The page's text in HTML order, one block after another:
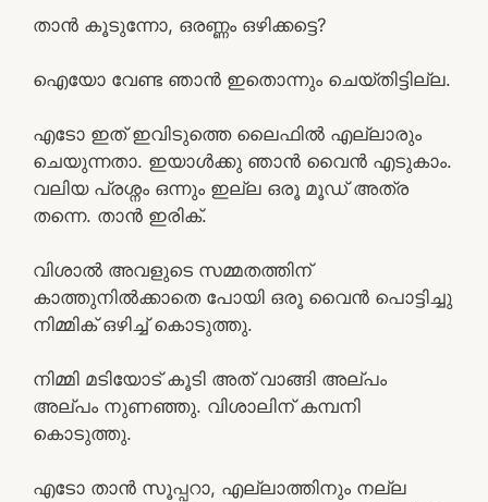
താൻ കൂടുന്നോ, ഒരണ്ണം ഒഴിക്കട്ടെ?
ഐയോ വേണ്ട ഞാൻ ഇതൊന്നും ചെയ്തിട്ടില്ല.
എടോ ഇത്‌ ഇവിടുത്തെ ലൈഫിൽ എല്ലാരും
ചെയുന്നതാ. ഇയാൾക്കു ഞാൻ വൈൻ എടുകാം.
വലിയ പ്രശ്നം ഒന്നും ഇല്ല ഒരൂ മൂഡ് അത്ര
തന്നെ. താൻ ഇരിക്.
വിശാൽ അവളുടെ സമ്മതത്തിന്
കാത്തുനിൽക്കാതെ പോയി ഒരൂ വൈൻ പൊട്ടിച്ചു
നിമ്മിക് ഒഴിച്ച് കൊടുത്തു.
നിമ്മി മടിയോട് കൂടി അത് വാങ്ങി അല്പം
അല്പം നുണഞ്ഞു. വിശാലിന് കമ്പനി
കൊടുത്തു.
എടോ താൻ സൂപ്പറാ, എല്ലാത്തിനും നല്ല